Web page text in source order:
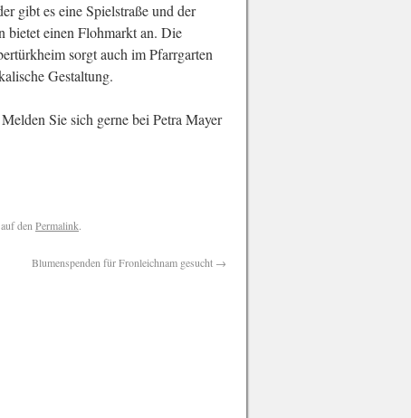
gibt es eine Spielstraße und der
bietet einen Flohmarkt an. Die
sorgt auch im Pfarrgarten
Gestaltung.
Sie sich gerne bei Petra Mayer
den Permalink.
Blumenspenden für Fronleichnam gesucht →